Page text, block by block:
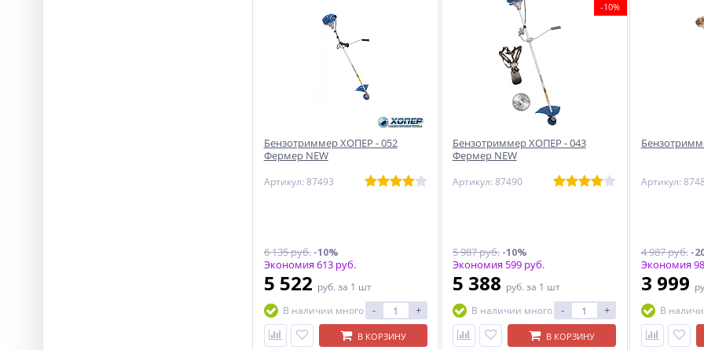
Бензотриммер ХОПЕР - 052
Фермер NEW
Артикул: 87493
6 135 руб.-10%
Экономия 613 руб.
5 522 руб. за 1 шт
В наличии много
- +
В КОРЗИНУ
-10%
Бензотриммер ХОПЕР - 043
Фермер NEW
Артикул: 87490
5 987 руб.-10%
Экономия 599 руб.
5 388 руб. за 1 шт
В наличии много
- +
В КОРЗИНУ
Артикул:
4 987 руб.-
Экономия
3 999
В